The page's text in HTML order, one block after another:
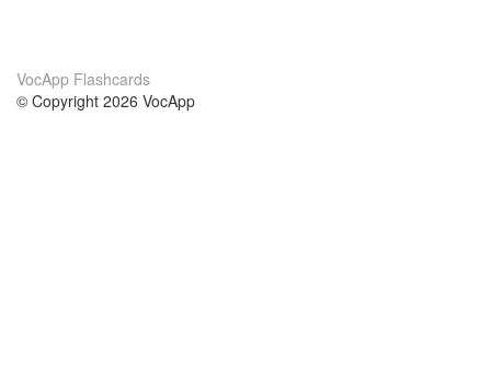
VocApp Flashcards
© Copyright 2026 VocApp